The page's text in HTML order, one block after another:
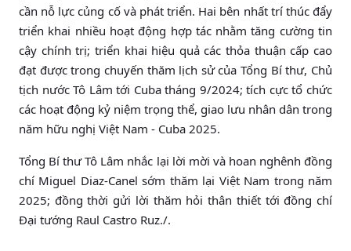
cần nỗ lực củng cố và phát triển. Hai bên nhất trí thúc đẩy
triển khai nhiều hoạt động hợp tác nhằm tăng cường tin
cậy chính trị; triển khai hiệu quả các thỏa thuận cấp cao
đạt được trong chuyến thăm lịch sử của Tổng Bí thư, Chủ
tịch nước Tô Lâm tới Cuba tháng 9/2024; tích cực tổ chức
các hoạt động kỷ niệm trọng thể, giao lưu nhân dân trong
năm hữu nghị Việt Nam - Cuba 2025.
Tổng Bí thư Tô Lâm nhắc lại lời mời và hoan nghênh đồng
chí Miguel Diaz-Canel sớm thăm lại Việt Nam trong năm
2025; đồng thời gửi lời thăm hỏi thân thiết tới đồng chí
Đại tướng Raul Castro Ruz./.